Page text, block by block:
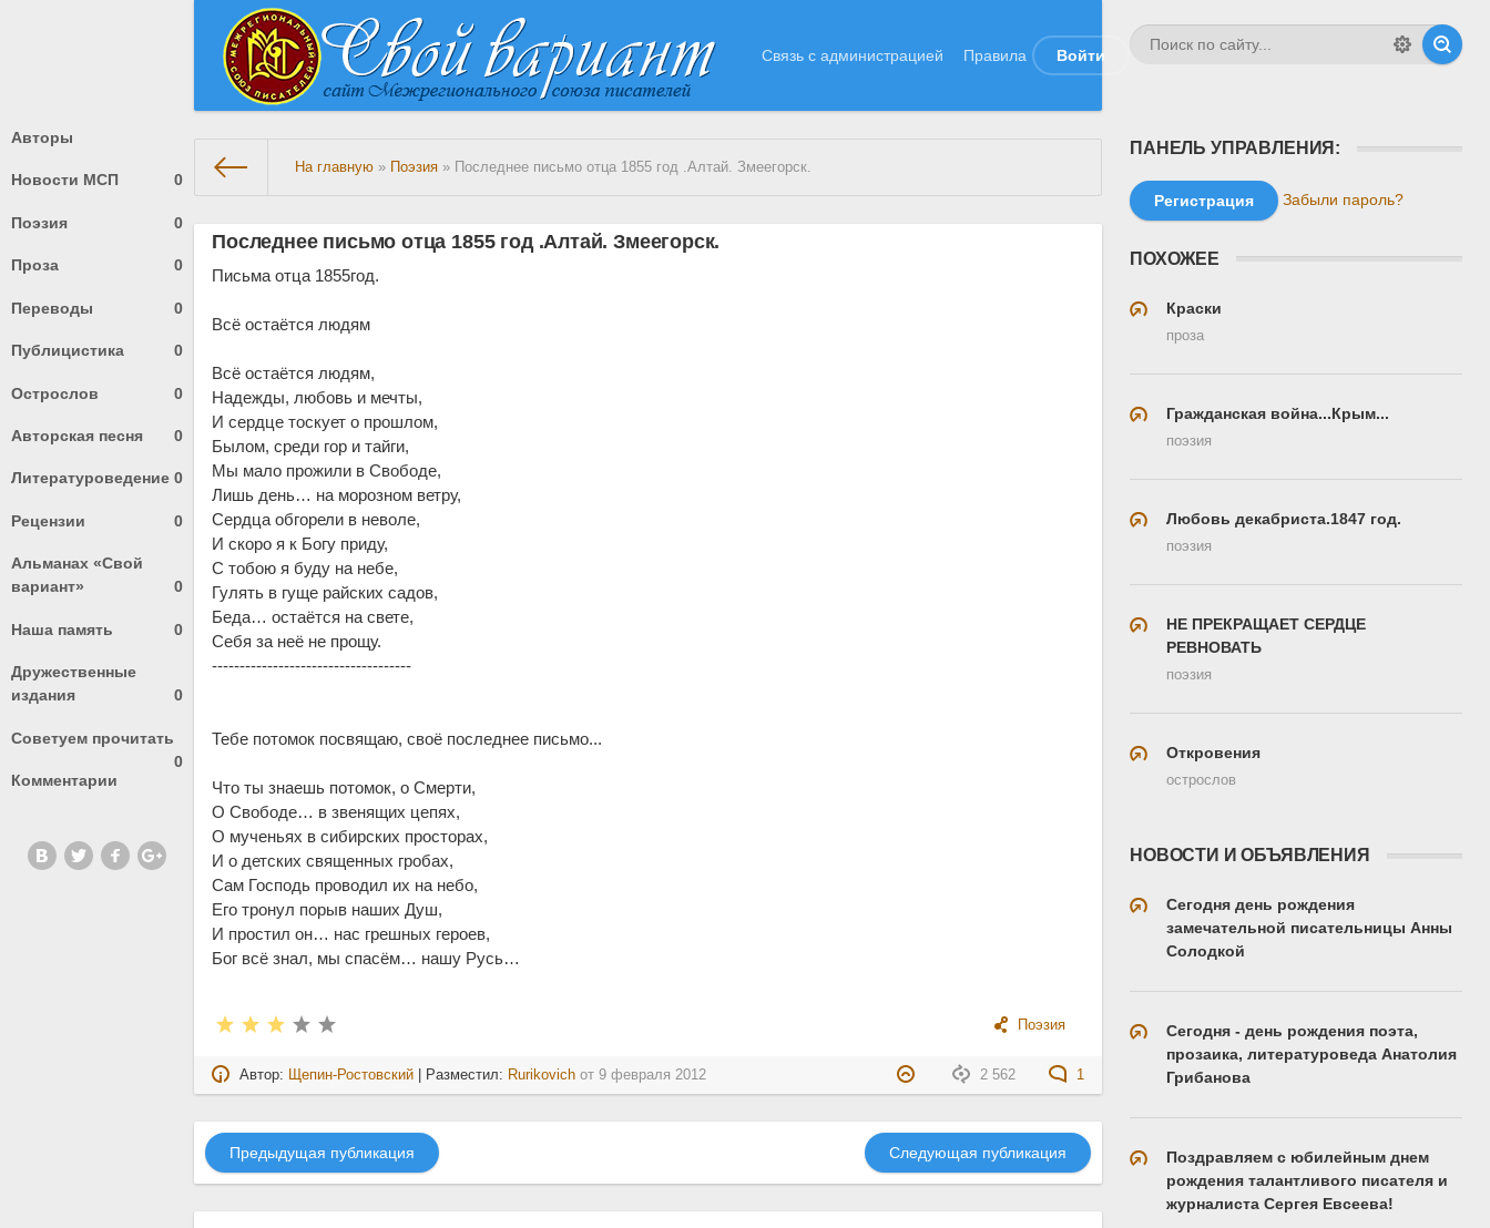
Связь с администрацией Правила Войти
Авторы
Новости МСП 0
Поэзия 0
Проза 0
Переводы 0
Публицистика 0
Острослов 0
Авторская песня 0
Литературоведение 0
Рецензии 0
Альманах «Свой
вариант»
0
Наша память 0
Дружественные
издания
0
Советуем прочитать
0
Комментарии
На главную » Поэзия » Последнее письмо отца 1855 год .Алтай. Змеегорск.
Последнее письмо отца 1855 год .Алтай. Змеегорск.
Письма отца 1855год.
Всё остаётся людям
Всё остаётся людям,
Надежды, любовь и мечты,
И сердце тоскует о прошлом,
Былом, среди гор и тайги,
Мы мало прожили в Свободе,
Лишь день… на морозном ветру,
Сердца обгорели в неволе,
И скоро я к Богу приду,
С тобою я буду на небе,
Гулять в гуще райских садов,
Беда… остаётся на свете,
Себя за неё не прощу.
------------------------------------
Тебе потомок посвящаю, своё последнее письмо...
Что ты знаешь потомок, о Смерти,
О Свободе… в звенящих цепях,
О мученьях в сибирских просторах,
И о детских священных гробах,
Сам Господь проводил их на небо,
Его тронул порыв наших Душ,
И простил он… нас грешных героев,
Бог всё знал, мы спасём… нашу Русь…
Поэзия
2 562 1
Автор: Щепин-Ростовский | Разместил: Rurikovich от9 февраля 2012
Предыдущая публикация Следующая публикация
ПАНЕЛЬ УПРАВЛЕНИЯ:
Регистрация Забыли пароль?
ПОХОЖЕЕ
Краски
проза
Гражданская война...Крым...
поэзия
Любовь декабриста.1847 год.
поэзия
НЕ ПРЕКРАЩАЕТ СЕРДЦЕ
РЕВНОВАТЬ
поэзия
Откровения
острослов
НОВОСТИ И ОБЪЯВЛЕНИЯ
Сегодня день рождения
замечательной писательницы Анны
Солодкой
Сегодня - день рождения поэта,
прозаика, литературоведа Анатолия
Грибанова
Поздравляем с юбилейным днем
рождения талантливого писателя и
журналиста Сергея Евсеева!